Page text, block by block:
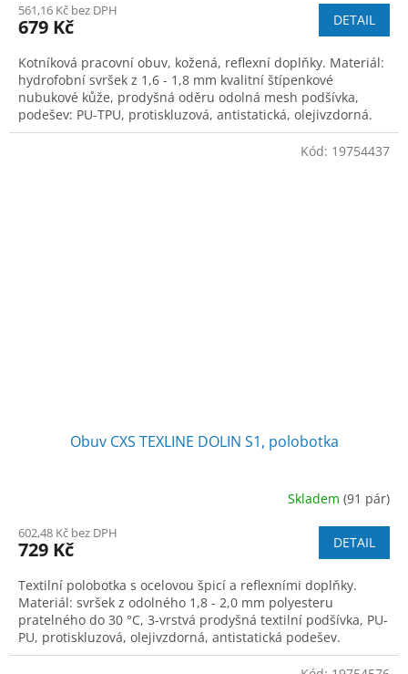
561,16 Kč bez DPH
679 Kč DETAIL
Kotníková pracovní obuv, kožená, reflexní doplňky. Materiál:
hydrofobní svršek z 1,6 - 1,8 mm kvalitní štípenkové
nubukové kůže, prodyšná oděru odolná mesh podšívka,
podešev: PU-TPU, protiskluzová, antistatická, olejivzdorná.
Obuv CXS TEXLINE DOLIN S1, polobotka
Skladem (91 pár)
602,48 Kč bez DPH
729 Kč DETAIL
Textilní polobotka s ocelovou špicí a reflexními doplňky.
Materiál: svršek z odolného 1,8 - 2,0 mm polyesteru
pratelného do 30 °C, 3-vrstvá prodyšná textilní podšívka, PU-
PU, protiskluzová, olejivzdorná, antistatická podešev.
Kód: 19754437